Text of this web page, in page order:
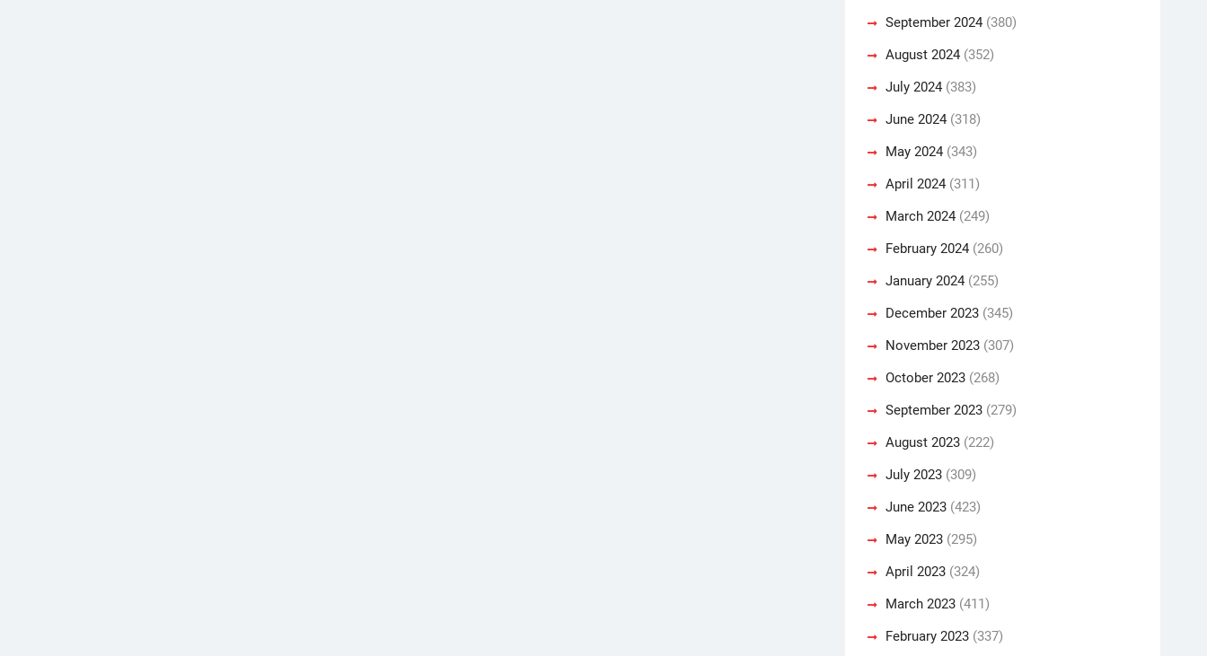
September 2024 (380)
August 2024 (352)
July 2024 (383)
June 2024 (318)
May 2024 (343)
April 2024 (311)
March 2024 (249)
February 2024 (260)
January 2024 (255)
December 2023 (345)
November 2023 (307)
October 2023 (268)
September 2023 (279)
August 2023 (222)
July 2023 (309)
June 2023 (423)
May 2023 (295)
April 2023 (324)
March 2023 (411)
February 2023 (337)